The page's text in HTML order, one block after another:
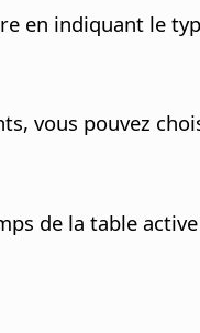
en indiquant le
vous pouvez
de la table